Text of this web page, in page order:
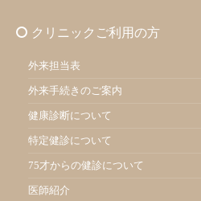
クリニックご利用の方
外来担当表
外来手続きのご案内
健康診断について
特定健診について
75才からの健診について
医師紹介